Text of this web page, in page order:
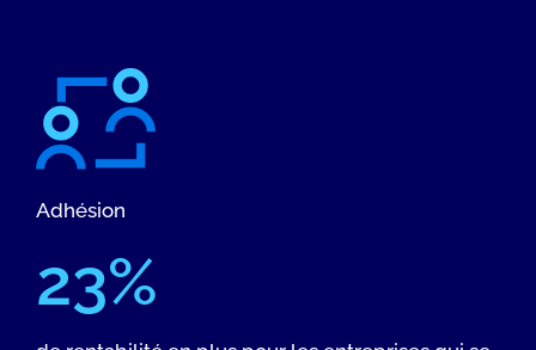
Adhésion
23%